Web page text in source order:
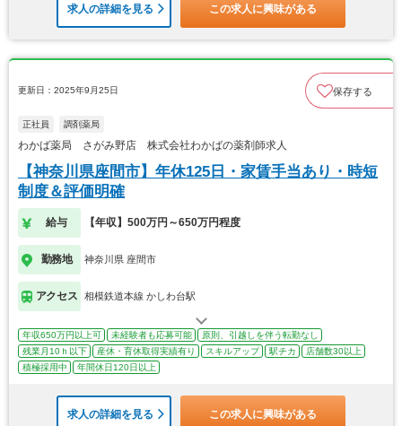
求人の詳細を見る この求人に興味がある
更新日：2025年9月25日 保存する
正社員 調剤薬局
わかば薬局 さがみ野店 株式会社わかばの薬剤師求人
【神奈川県座間市】年休125日・家賃手当あり・時短
制度＆評価明確
給与 【年収】500万円～650万円程度
勤務地 神奈川県 座間市
アクセス 相模鉄道本線 かしわ台駅
年収650万円以上可 未経験者も応募可能
原則、引越しを伴う転勤なし
残業月10ｈ以下
産休・育休取得実績有り スキルアップ 駅チカ
店舗数30以上
積極採用中
年間休日120日以上
求人の詳細を見る この求人に興味がある